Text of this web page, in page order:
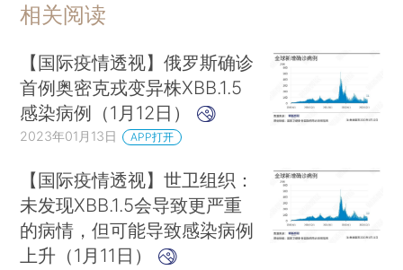
相关阅读
【国际疫情透视】俄罗斯确诊
首例奥密克戎变异株XBB.1.5
感染病例（1月12日）
2023年01月13日 APP打开
【国际疫情透视】世卫组织：
未发现XBB.1.5会导致更严重
的病情，但可能导致感染病例
上升（1月11日）